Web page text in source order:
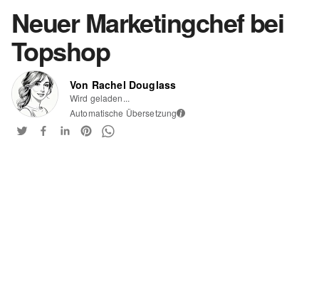
Neuer Marketingchef bei
Topshop
Von Rachel Douglass
Wird geladen...
Automatische Übersetzung i